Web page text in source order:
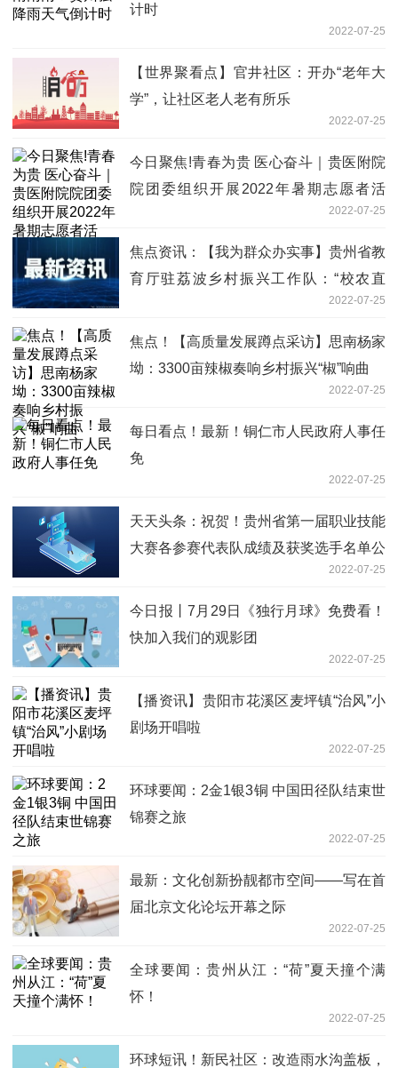
计时
2022-07-25
【世界聚看点】官井社区：开办“老年大
学”，让社区老人老有所乐
2022-07-25
今日聚焦!青春为贵 医心奋斗｜贵医附院
院团委组织开展2022年暑期志愿者活
动，参观贵安医院、贵州医科大学文化展
览馆
2022-07-25
焦点资讯：【我为群众办实事】贵州省教
育厅驻荔波乡村振兴工作队：“校农直
2022-07-25
焦点！【高质量发展蹲点采访】思南杨家
坳：3300亩辣椒奏响乡村振兴“椒”响曲
2022-07-25
每日看点！最新！铜仁市人民政府人事任
免
2022-07-25
天天头条：祝贺！贵州省第一届职业技能
大赛各参赛代表队成绩及获奖选手名单公
2022-07-25
今日报丨7月29日《独行月球》免费看！
快加入我们的观影团
2022-07-25
【播资讯】贵阳市花溪区麦坪镇“治风”小
剧场开唱啦
2022-07-25
环球要闻：2金1银3铜 中国田径队结束世
锦赛之旅
2022-07-25
最新：文化创新扮靓都市空间——写在首
届北京文化论坛开幕之际
2022-07-25
全球要闻：贵州从江：“荷”夏天撞个满
怀！
2022-07-25
环球短讯！新民社区：改造雨水沟盖板，